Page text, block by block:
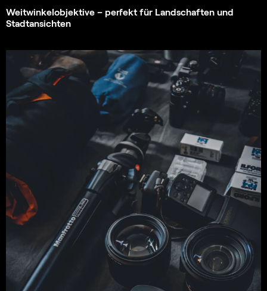
Weitwinkelobjektive – perfekt für Landschaften und
Stadtansichten